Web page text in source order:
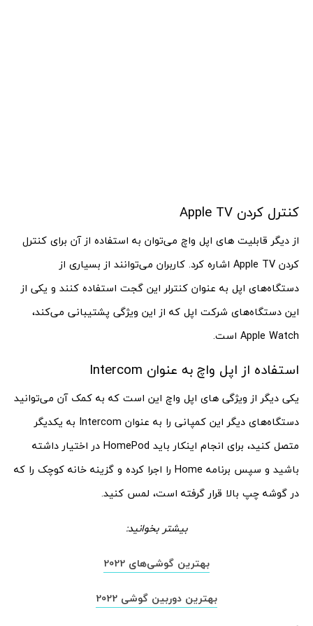
کنترل کردن Apple TV
از دیگر قابلیت های اپل واچ می‌توان به استفاده از آن برای کنترل
کردن Apple TV اشاره کرد. کاربران می‌توانند از بسیاری از
دستگاه‌های اپل به عنوان کنترلر این گجت استفاده کنند و یکی از
این دستگاه‌های شرکت اپل که از این ویژگی پشتیبانی می‌کند،
Apple Watch است.
استفاده از اپل واچ به عنوان Intercom
یکی دیگر از ویژگی های اپل واچ این است که به کمک آن می‌توانید
دستگاه‌های دیگر این کمپانی را به عنوان Intercom به یکدیگر
متصل کنید، برای انجام اینکار باید HomePod در اختیار داشته
باشید و سپس برنامه Home را اجرا کرده و گزینه خانه کوچک را که
در گوشه چپ بالا قرار گرفته است، لمس کنید.
بیشتر بخوانید:
بهترین گوشی‌های 2022
بهترین دوربین گوشی 2022